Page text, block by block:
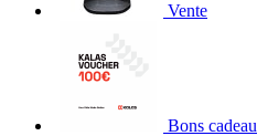
Vente
Bons cadeau